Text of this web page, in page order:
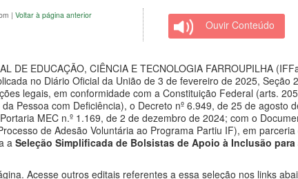
| Voltar à página anterior
Ouvir Conteúdo
DE EDUCAÇÃO, CIÊNCIA E TECNOLOGIA FARROUPILHA
no Diário Oficial da União de 3 de fevereiro de 2025, Seção
legais, em conformidade com a Constituição Federal (arts.
Pessoa com Deficiência), o Decreto nº 6.949, de 25 de agosto
MEC n.º 1.169, de 2 de dezembro de 2024; com o
de Adesão Voluntária ao Programa Partiu IF), em
a Seleção Simplificada de Bolsistas de Apoio à Inclusão para
Acesse outros editais referentes a essa seleção nos links